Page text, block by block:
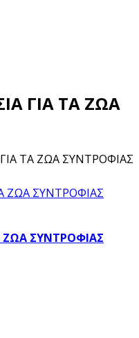
ΓΙΑ ΤΑ ΖΩΑ
ΤΑ ΖΩΑ ΣΥΝΤΡΟΦΙΑΣ
ΖΩΑ ΣΥΝΤΡΟΦΙΑΣ